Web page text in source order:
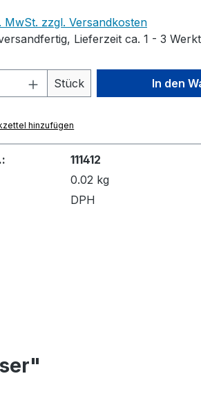
MwSt. zzgl. Versandkosten
Lieferzeit ca. 1 - 3
Anzahl: Gib den
Stück In den
hinzufügen
111412
0.02 kg
DPH